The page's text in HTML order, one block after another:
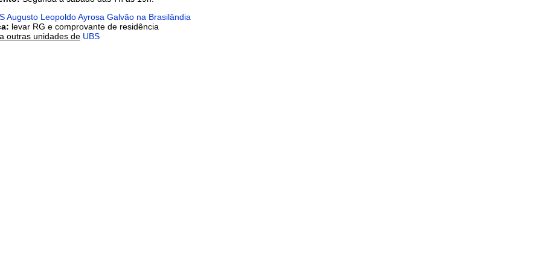
Augusto Leopoldo Ayrosa Galvão na Brasilândia
levar RG e comprovante de residência
outras unidades de UBS